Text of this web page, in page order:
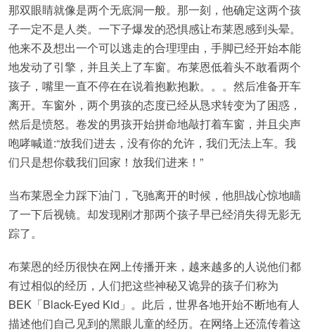
那双眼睛就像是两个无底洞一般。那一刻，他确定这两个孩
子一定不是人类。一下子爆发的恐惧感让布莱恩感到头晕。
他来不及想出一个可以逃走的合理理由，手脚已经开始本能
地发动了引擎，并且关上了车窗。布莱恩低着头不敢看两个
孩子，嘴里一直不停在在说着抱歉抱歉。。。然后准备开车
离开。车窗外，两个男孩的态度已经从恳求转变为了困惑，
然后是愤怒。卷发的男孩开始拼命地敲打着车窗，并且尖声
咆哮喊道:“放我们进去，没有你的允许，我们无法上车。我
们只是想你载我们回家！放我们进来！”
当布莱恩全力踩下油门，飞驰离开的时候，他胆战心惊地瞄
了一下后视镜。却发现刚才那两个孩子早已经消失得无影无
踪了。
布莱恩的经历很快在网上传播开来，越来越多的人说他们都
有过相似的经历，人们把这些神秘又诡异的孩子们称为
BEK「Black-Eyed Kid」。此后，世界各地开始不断地有人
描述他们自己见到的黑眼儿童的经历。在网络上还流传着这